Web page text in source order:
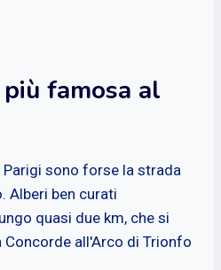
famosa al
Parigi sono forse la strada
Alberi ben curati
quasi due km, che si
Concorde all'Arco di Trionfo